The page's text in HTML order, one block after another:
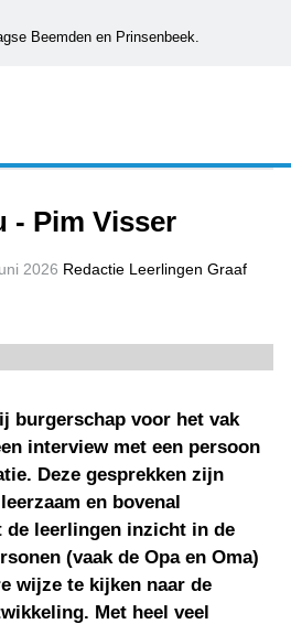
Beemden en Prinsenbeek.
- Pim Visser
2026 Redactie Leerlingen Graaf
burgerschap voor het vak
interview met een persoon
Deze gesprekken zijn
en bovenal
de leerlingen inzicht in de
(vaak de Opa en Oma)
wijze te kijken naar de
Met heel veel